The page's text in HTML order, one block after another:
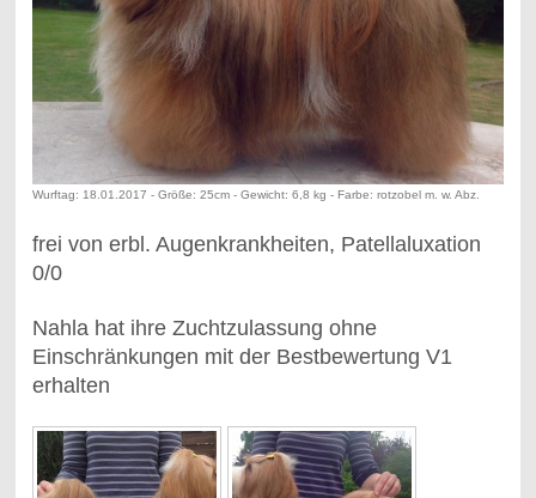
Wurftag: 18.01.2017 - Größe: 25cm - Gewicht: 6,8 kg - Farbe: rotzobel m. w. Abz.
frei von erbl. Augenkrankheiten, Patellaluxation
0/0
Nahla hat ihre Zuchtzulassung ohne
Einschränkungen mit der Bestbewertung V1
erhalten